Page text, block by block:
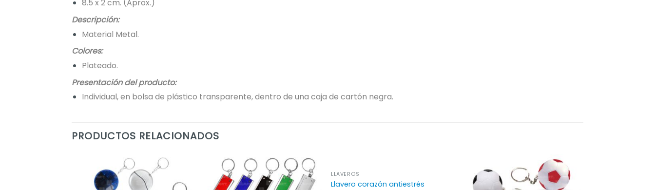
8.5 x 2 cm. (Aprox.)
Descripción:
Material Metal.
Colores:
Plateado.
Presentación del producto:
Individual, en bolsa de plástico transparente, dentro de una caja de cartón negra.
PRODUCTOS RELACIONADOS
LLAVEROS
Llavero corazón antiestrés